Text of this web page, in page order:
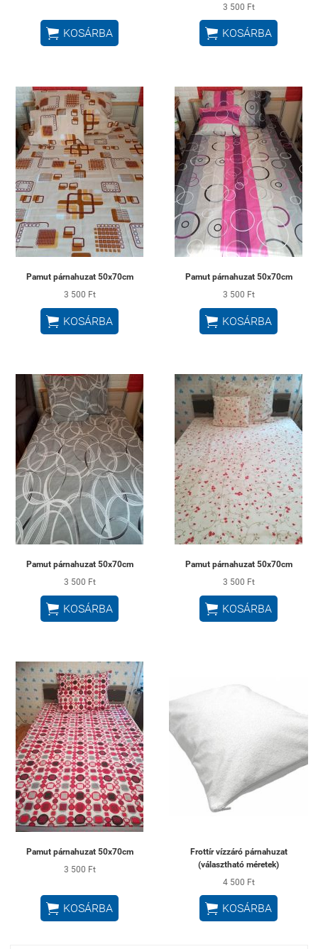
 KOSÁRBA
3 500 Ft
 KOSÁRBA
Pamut párnahuzat 50x70cm
3 500 Ft
 KOSÁRBA
Pamut párnahuzat 50x70cm
3 500 Ft
 KOSÁRBA
Pamut párnahuzat 50x70cm
3 500 Ft
 KOSÁRBA
Pamut párnahuzat 50x70cm
3 500 Ft
 KOSÁRBA
Pamut párnahuzat 50x70cm
3 500 Ft
 KOSÁRBA
Frottír vízzáró párnahuzat
(választható méretek)
4 500 Ft
 KOSÁRBA